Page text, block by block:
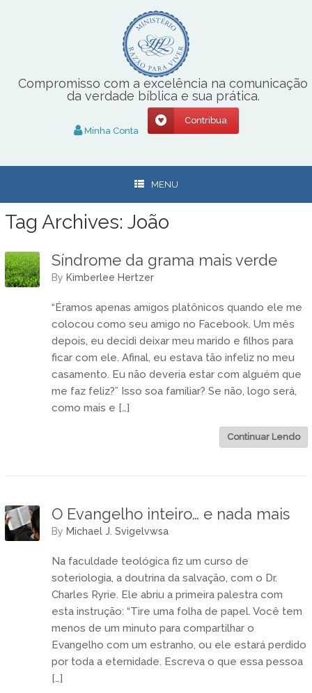
Compromisso com a excelência na comunicação
da verdade bíblica e sua prática.
Minha Conta
Contribua
MENU
Tag Archives: João
Síndrome da grama mais verde
by Kimberlee Hertzer
“Éramos apenas amigos platônicos quando ele me
colocou como seu amigo no Facebook. Um mês
depois, eu decidi deixar meu marido e filhos para
ficar com ele. Afinal, eu estava tão infeliz no meu
casamento. Eu não deveria estar com alguém que
me faz feliz?” Isso soa familiar? Se não, logo será,
como mais e […]
Continuar Lendo
O Evangelho inteiro… e nada mais
by Michael J. Svigelvwsa
Na faculdade teológica fiz um curso de
soteriologia, a doutrina da salvação, com o Dr.
Charles Ryrie. Ele abriu a primeira palestra com
esta instrução: “Tire uma folha de papel. Você tem
menos de um minuto para compartilhar o
Evangelho com um estranho, ou ele estará perdido
por toda a eternidade. Escreva o que essa pessoa
[…]